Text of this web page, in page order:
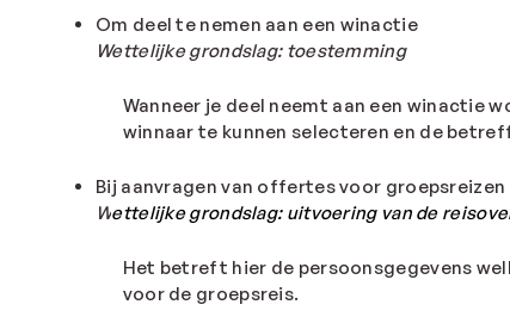
Om deel te nemen aan een winactie
Wettelijkegrondslag: toestemming
Wanneer je deel neemt aan een winactie
winnaar te kunnen selecteren en de
Bij aanvragen van offertes voor groepsreizen
Wettelijke grondslag: uitvoering van de
Het betreft hier de persoonsgegevens
voor de groepsreis.